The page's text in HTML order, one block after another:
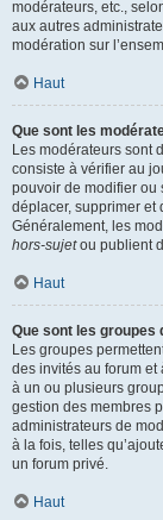
modérateurs, etc.,
aux autres
modération sur
Haut
Que sont les
Les modérateurs sont
consiste à vérifier au
pouvoir de modifier ou
déplacer, supprimer et
Généralement, les
hors-sujetou publient
Haut
Que sont les groupes
Les groupes
des invités au forum
à un ou plusieurs
gestion des membres
administrateurs de
à la fois, telles
un forum privé.
Haut